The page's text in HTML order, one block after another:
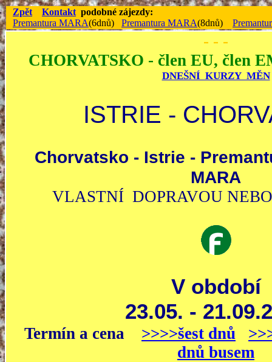
Zpět Kontakt podobné zájezdy:
Premantura MARA(6dnů) Premantura MARA(8dnů)
- - -
CHORVATSKO - člen EU, člen
DNEŠNÍ KURZY MĚN
ISTRIE -
Chorvatsko - Istrie -
MARA
VLASTNÍ DOPRAVOU
V období
23.05. - 21.09.
Termín a cena >>>>šest dnů
dnů busem